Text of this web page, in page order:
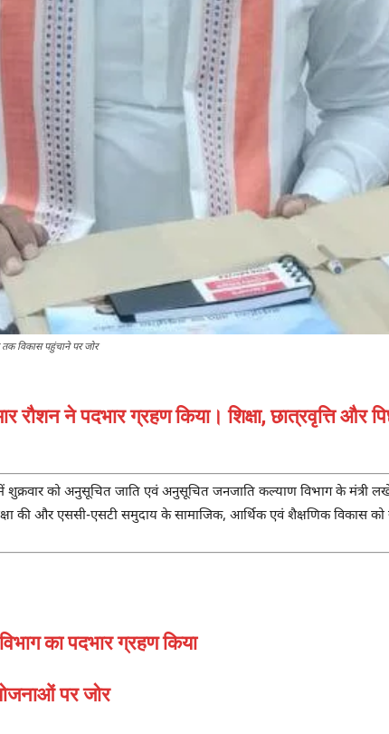
विकास पहुंचाने पर जोर
ने पदभार ग्रहण किया। शिक्षा, छात्रवृत्ति और
शुक्रवार को अनुसूचित जाति एवं अनुसूचित जनजाति कल्याण विभाग के मंत्री
की और एससी-एसटी समुदाय के सामाजिक, आर्थिक एवं शैक्षणिक विकास को
का पदभार ग्रहण किया
पर जोर